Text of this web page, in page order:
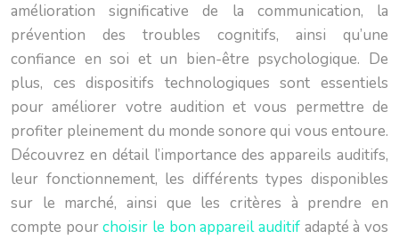
amélioration significative de la communication, la
prévention des troubles cognitifs, ainsi qu’une
confiance en soi et un bien-être psychologique. De
plus, ces dispositifs technologiques sont essentiels
pour améliorer votre audition et vous permettre de
profiter pleinement du monde sonore qui vous entoure.
Découvrez en détail l’importance des appareils auditifs,
leur fonctionnement, les différents types disponibles
sur le marché, ainsi que les critères à prendre en
compte pourchoisir le bon appareil auditif adapté à vos